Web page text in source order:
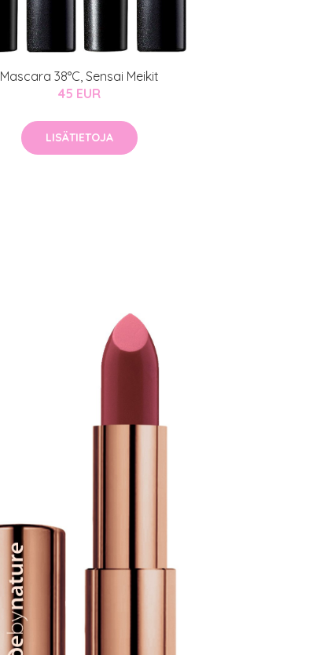
Mascara 38°C, Sensai Meikit
45 EUR
LISÄTIETOJA